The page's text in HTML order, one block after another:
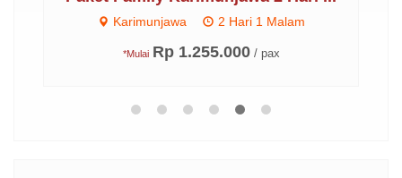
Karimunjawa 2 Hari 1 Malam
*Mulai Rp 1.255.000 / pax